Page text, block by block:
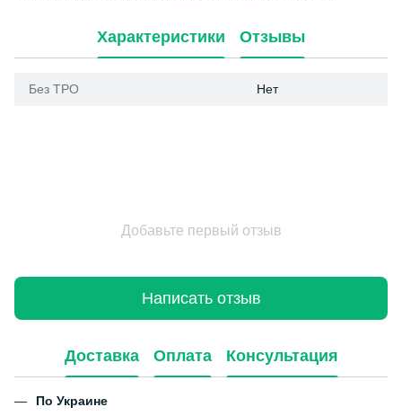
Характеристики Отзывы
Без ТРО Нет
Добавьте первый отзыв
Написать отзыв
Доставка Оплата Консультация
По Украине